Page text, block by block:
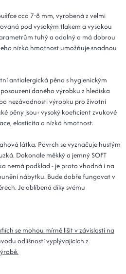
mátová
- 15 mátová
432 Kč
14 dní
mátová
- 15 mátová
432 Kč
- 15 mátová
432 Kč
14 dní
mátová
432 Kč
mátová
- 15 mátová
476 Kč
mátová
mátová
- 15 mátová
484 Kč
cca 7-8 mm, vyrobená z velmi
pod vysokým tlakem a vysokou
tuhý a odolný a má dobrou
nízká hmotnost umožňuje snadnou
antialergická pěna s hygienickým
daného výrobku z hlediska
nezávadnosti výrobku pro životní
pěny jsou: vysoký koeficient zvukové
elasticita a nízká hmotnost.
látka. Povrch se vyznačuje hustým
Dokonale měkký a jemný SOFT
nemá podklad - je proto vhodná i na
nábytku. Bude dobře fungovat v
Je oblíbená díky svému
se mohou mírně lišit v závislosti na
odlišností vyplývajících z